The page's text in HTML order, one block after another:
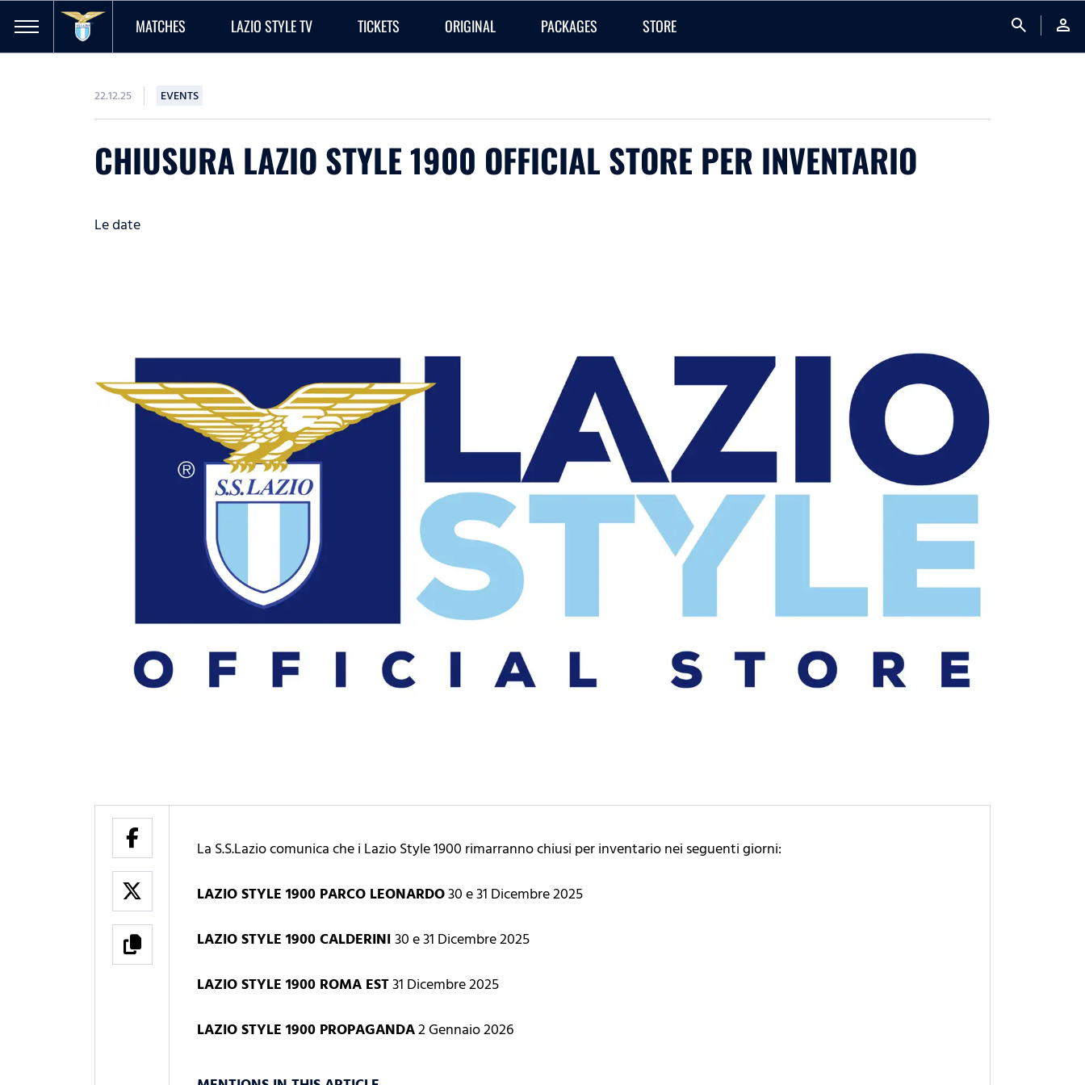
MATCHES LAZIO STYLE TV TICKETS ORIGINAL PACKAGES STORE search person
22.12.25 EVENTS
CHIUSURA LAZIO STYLE 1900 OFFICIAL STORE PER INVENTARIO
Le date
La S.S.Lazio comunica che i Lazio Style 1900 rimarranno chiusi per inventario nei seguenti giorni:
LAZIO STYLE 1900 PARCO LEONARDO30 e 31 Dicembre 2025
LAZIO STYLE 1900 CALDERINI30 e 31 Dicembre 2025
LAZIO STYLE 1900 ROMA EST31 Dicembre 2025
LAZIO STYLE 1900 PROPAGANDA2 Gennaio 2026